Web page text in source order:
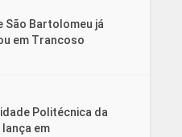
São Bartolomeu já
em Trancoso
Politécnica da
lança em